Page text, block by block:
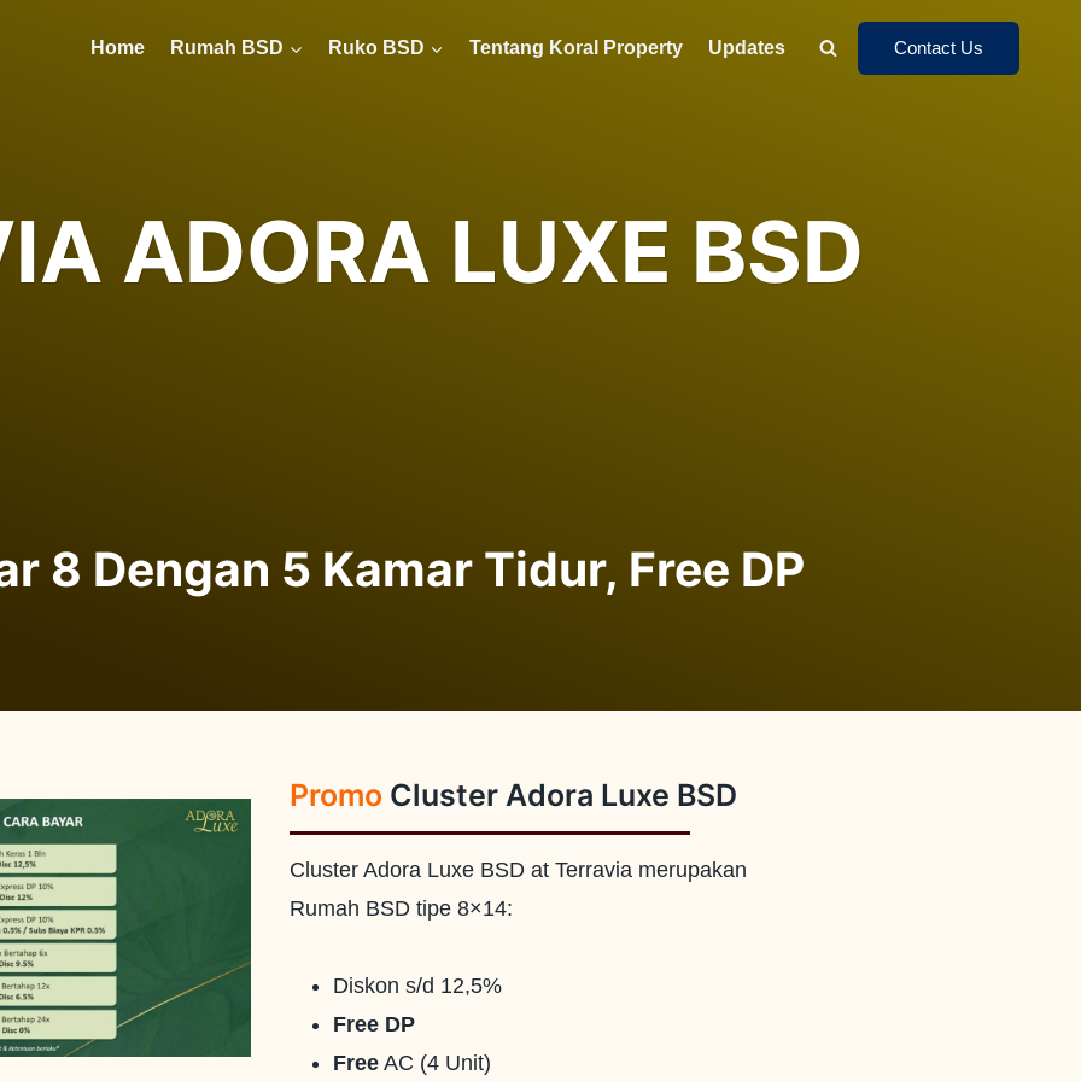
Home Rumah BSD Ruko BSD Tentang Koral Property Updates Contact Us
ADORA LUXE BSD
8 Dengan 5 Kamar Tidur, Free DP
Promo Cluster Adora Luxe BSD
Cluster Adora Luxe BSD at Terravia merupakan
Rumah BSD tipe 8×14:
Diskon s/d 12,5%
Free DP
Free AC (4 Unit)